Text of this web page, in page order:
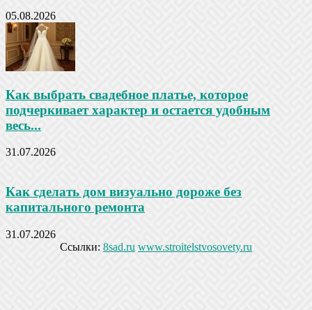
05.08.2026
Как выбрать свадебное платье, которое
подчеркивает характер и остается удобным
весь...
31.07.2026
Как сделать дом визуально дороже без
капитального ремонта
31.07.2026
Ссылки: 8sad.ru www.stroitelstvosovety.ru